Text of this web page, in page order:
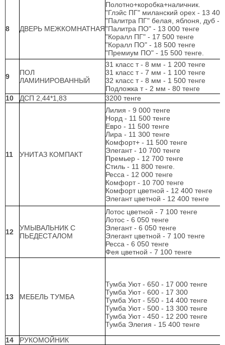
8 ДВЕРЬ МЕЖКОМНАТНАЯ
Полотно+коробка+наличник.
"Глэйс ПГ" миланский орех - 13 400
"Палитра ПГ" белая, яблоня, дуб -
"Палитра ПО" - 13 000 тенге
"Коралл ПГ" - 17 500 тенге
"Коралл ПО" - 18 500 тенге
"Премиум ПО" - 15 500 тенге.
9
ПОЛ
ЛАМИНИРОВАННЫЙ
31 класс т - 8 мм - 1 200 тенге
31 класс т - 7 мм - 1 100 тенге
32 класс т - 8 мм - 1 500 тенге
Подложка т - 2 мм - 80 тенге
10
ДСП 2,44*1,83 3200 тенге
11 УНИТАЗ КОМПАКТ
Лилия - 9 000 тенге
Норд - 11 500 тенге
Евро - 11 500 тенге
Лира - 11 300 тенге
Комфорт+ - 11 500 тенге
Элегант - 10 700 тенге
Премьер - 12 700 тенге
Стиль - 11 800 тенге.
Ресса - 12 000 тенге
Комфорт - 10 700 тенге
Комфорт цветной - 12 400 тенге
Элегант цветной - 12 400 тенге
12
УМЫВАЛЬНИК С
ПЬЕДЕСТАЛОМ
Лотос цветной - 7 100 тенге
Лотос - 6 050 тенге
Элегант - 6 050 тенге
Элегант цветной - 7 100 тенге
Ресса - 6 050 тенге
Фея цветной - 7 100 тенге
13 МЕБЕЛЬ ТУМБА
Тумба Уют - 650 - 17 000 тенге
Тумба Уют - 600 - 17 300
Тумба Уют - 550 - 14 400 тенге
Тумба Уют - 500 - 13 300 тенге
Тумба Уют - 450 - 12 200 тенге
Тумба Элегия - 15 400 тенге
14
РУКОМОЙНИК